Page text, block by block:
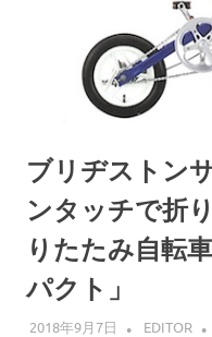
ブリヂストン
ンタッチで折
りたたみ自転
パクト」
2018年9月7日 EDITOR